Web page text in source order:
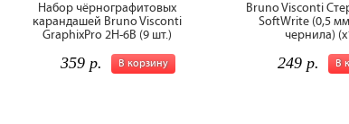
Набор чёрнографитовых
карандашей Bruno Visconti
GraphixPro 2H-6B (9 шт.)
В корзину
359 р.
Bruno Visconti
SoftWrite (0,5
чернила)
В
249 р.